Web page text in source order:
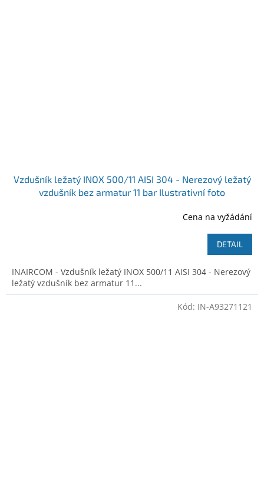
Vzdušník ležatý INOX 500/11 AISI 304 - Nerezový ležatý
vzdušník bez armatur 11 bar Ilustrativní foto
Cena na vyžádání
DETAIL
INAIRCOM - Vzdušník ležatý INOX 500/11 AISI 304 - Nerezový
ležatý vzdušník bez armatur 11...
Kód: IN-A93271121